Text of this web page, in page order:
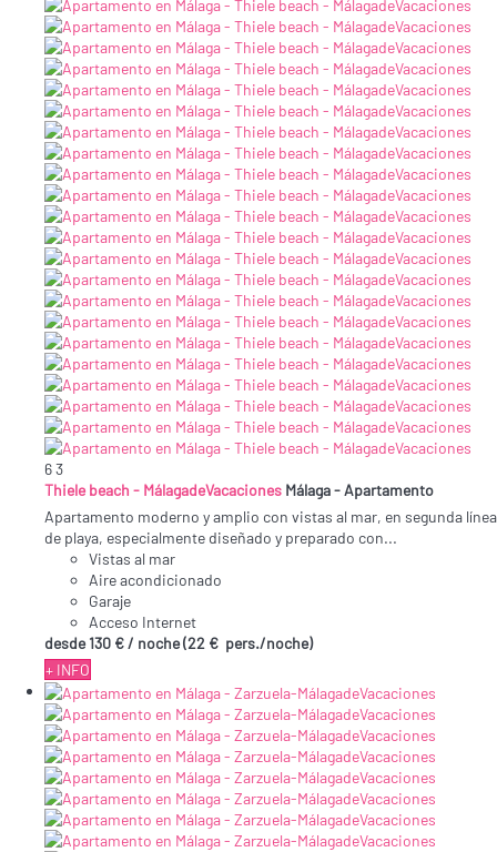
63
Thiele beach - MálagadeVacaciones Málaga -Apartamento
Apartamento moderno y amplio con vistas al mar, en segunda línea
de playa, especialmente diseñado y preparado con...
Vistas al mar
Aire acondicionado
Garaje
Acceso Internet
desde 130 €/ noche(22 € pers./noche)
+ INFO